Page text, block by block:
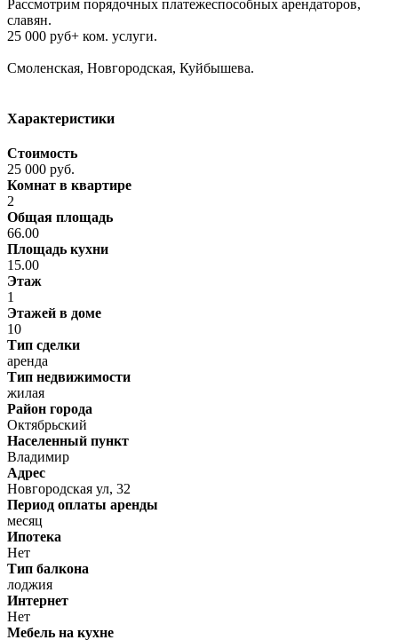
Рассмотрим порядочных платежеспособных арендаторов,
славян.
25 000 руб+ ком. услуги.
Смоленская, Новгородская, Куйбышева.
Характеристики
Стоимость
25 000 руб.
Комнат в квартире
2
Общая площадь
66.00
Площадь кухни
15.00
Этаж
1
Этажей в доме
10
Тип сделки
аренда
Тип недвижимости
жилая
Район города
Октябрьский
Населенный пункт
Владимир
Адрес
Новгородская ул, 32
Период оплаты аренды
месяц
Ипотека
Нет
Тип балкона
лоджия
Интернет
Нет
Мебель на кухне